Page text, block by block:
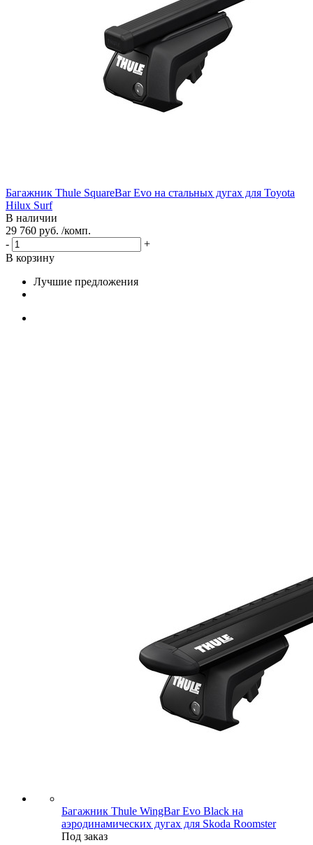
Багажник Thule SquareBar Evo на стальных дугах для Toyota
Hilux Surf
В наличии
29 760 руб. /комп.
-
+
В корзину
Лучшие предложения
Багажник Thule WingBar Evo Black на
аэродинамических дугах для Skoda Roomster
Под заказ